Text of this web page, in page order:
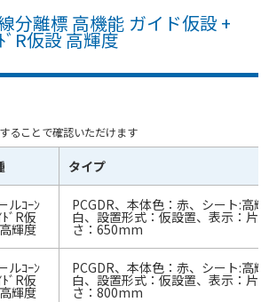
分離標 高機能 ガイド仮設 +
ﾞR仮設 高輝度
ることで確認いただけます
タイプ
ルｺｰﾝ
ﾄﾞR仮
輝度
PCGDR、本体色：赤、シート:高
白、設置形式：仮設置、表示：片
さ：650mm
ルｺｰﾝ
ﾄﾞR仮
輝度
PCGDR、本体色：赤、シート:高
白、設置形式：仮設置、表示：片
さ：800mm